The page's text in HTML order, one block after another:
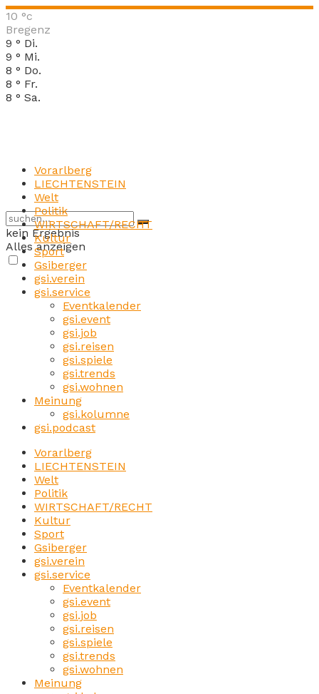
10 °c
Bregenz
9 ° Di.
9 ° Mi.
8 ° Do.
8 ° Fr.
8 ° Sa.
kein Ergebnis
Alles anzeigen
Vorarlberg
LIECHTENSTEIN
Welt
Politik
WIRTSCHAFT/RECHT
Kultur
Sport
Gsiberger
gsi.verein
gsi.service
Eventkalender
gsi.event
gsi.job
gsi.reisen
gsi.spiele
gsi.trends
gsi.wohnen
Meinung
gsi.kolumne
gsi.podcast
Vorarlberg
LIECHTENSTEIN
Welt
Politik
WIRTSCHAFT/RECHT
Kultur
Sport
Gsiberger
gsi.verein
gsi.service
Eventkalender
gsi.event
gsi.job
gsi.reisen
gsi.spiele
gsi.trends
gsi.wohnen
Meinung